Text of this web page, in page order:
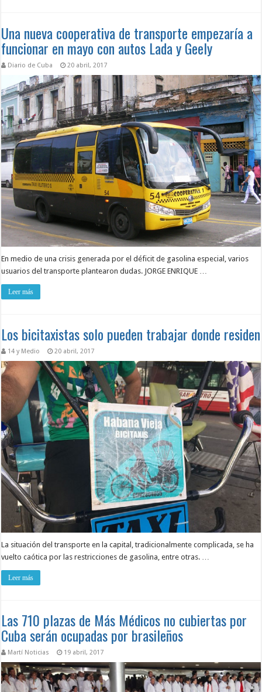
Una nueva cooperativa de transporte empezaría a
funcionar en mayo con autos Lada y Geely
Diario de Cuba 20 abril, 2017
En medio de una crisis generada por el déficit de gasolina especial, varios
usuarios del transporte plantearon dudas. JORGE ENRIQUE …
Leer más
Los bicitaxistas solo pueden trabajar donde residen
14 y Medio 20 abril, 2017
La situación del transporte en la capital, tradicionalmente complicada, se ha
vuelto caótica por las restricciones de gasolina, entre otras. …
Leer más
Las 710 plazas de Más Médicos no cubiertas por
Cuba serán ocupadas por brasileños
Martí Noticias 19 abril, 2017